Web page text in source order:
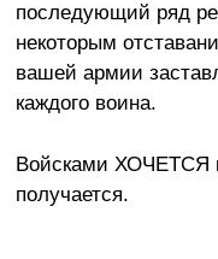
последующий ряд
некоторым
вашей армии
каждого воина.
Войсками ХОЧЕТСЯ
получается.